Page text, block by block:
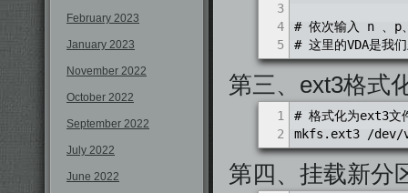
February 2023
January 2023
November 2022
October 2022
September 2022
July 2022
June 2022
3
4
5
# 依次输入 n 、p
# 这里的VDA是我
第三、ext3格式
1
2
# 格式化为ext3文
mkfs.ext3 /dev/
第四、挂载新分